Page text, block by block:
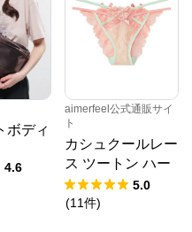
ボディ
4.6
aimerfeel公式通販サイ
ト
カシュクールレー
ス ツートン ハー
フバックショーツ
5.0
(11件)
ラインストア
サイト
開きます
からのコメン